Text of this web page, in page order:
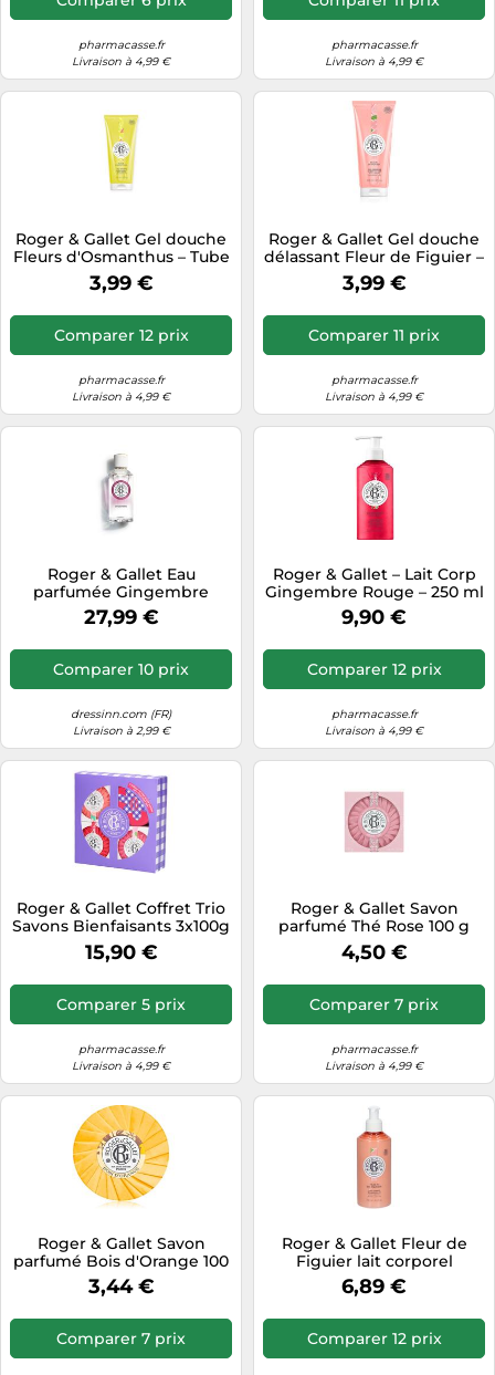
pharmacasse.fr
Livraison à 4,99 €
pharmacasse.fr
Livraison à 4,99 €
Roger & Gallet Gel douche
Fleurs d'Osmanthus – Tube
200 ml
3,99 €
Comparer 12 prix
pharmacasse.fr
Livraison à 4,99 €
Roger & Gallet Gel douche
délassant Fleur de Figuier –
200 ml
3,99 €
Comparer 11 prix
pharmacasse.fr
Livraison à 4,99 €
Roger & Gallet Eau
parfumée Gingembre
Wellbeing Unisexe 100 ml
27,99 €
Comparer 10 prix
dressinn.com (FR)
Livraison à 2,99 €
Roger & Gallet – Lait Corp
Gingembre Rouge – 250 ml
9,90 €
Comparer 12 prix
pharmacasse.fr
Livraison à 4,99 €
Roger & Gallet Coffret Trio
Savons Bienfaisants 3x100g
15,90 €
Comparer 5 prix
pharmacasse.fr
Livraison à 4,99 €
Roger & Gallet Savon
parfumé Thé Rose 100 g
4,50 €
Comparer 7 prix
pharmacasse.fr
Livraison à 4,99 €
Roger & Gallet Savon
parfumé Bois d'Orange 100
g
3,44 €
Comparer 7 prix
Roger & Gallet Fleur de
Figuier lait corporel
parfumé pour femme 250
ml
6,89 €
Comparer 12 prix